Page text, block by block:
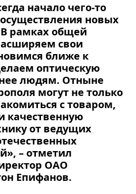
начало чего-то
новых
рамках общей
свои
ближе к
оптическую
людям. Отныне
могут не только
с товаром,
качественную
от ведущих
– отметил
ОАО
Епифанов.